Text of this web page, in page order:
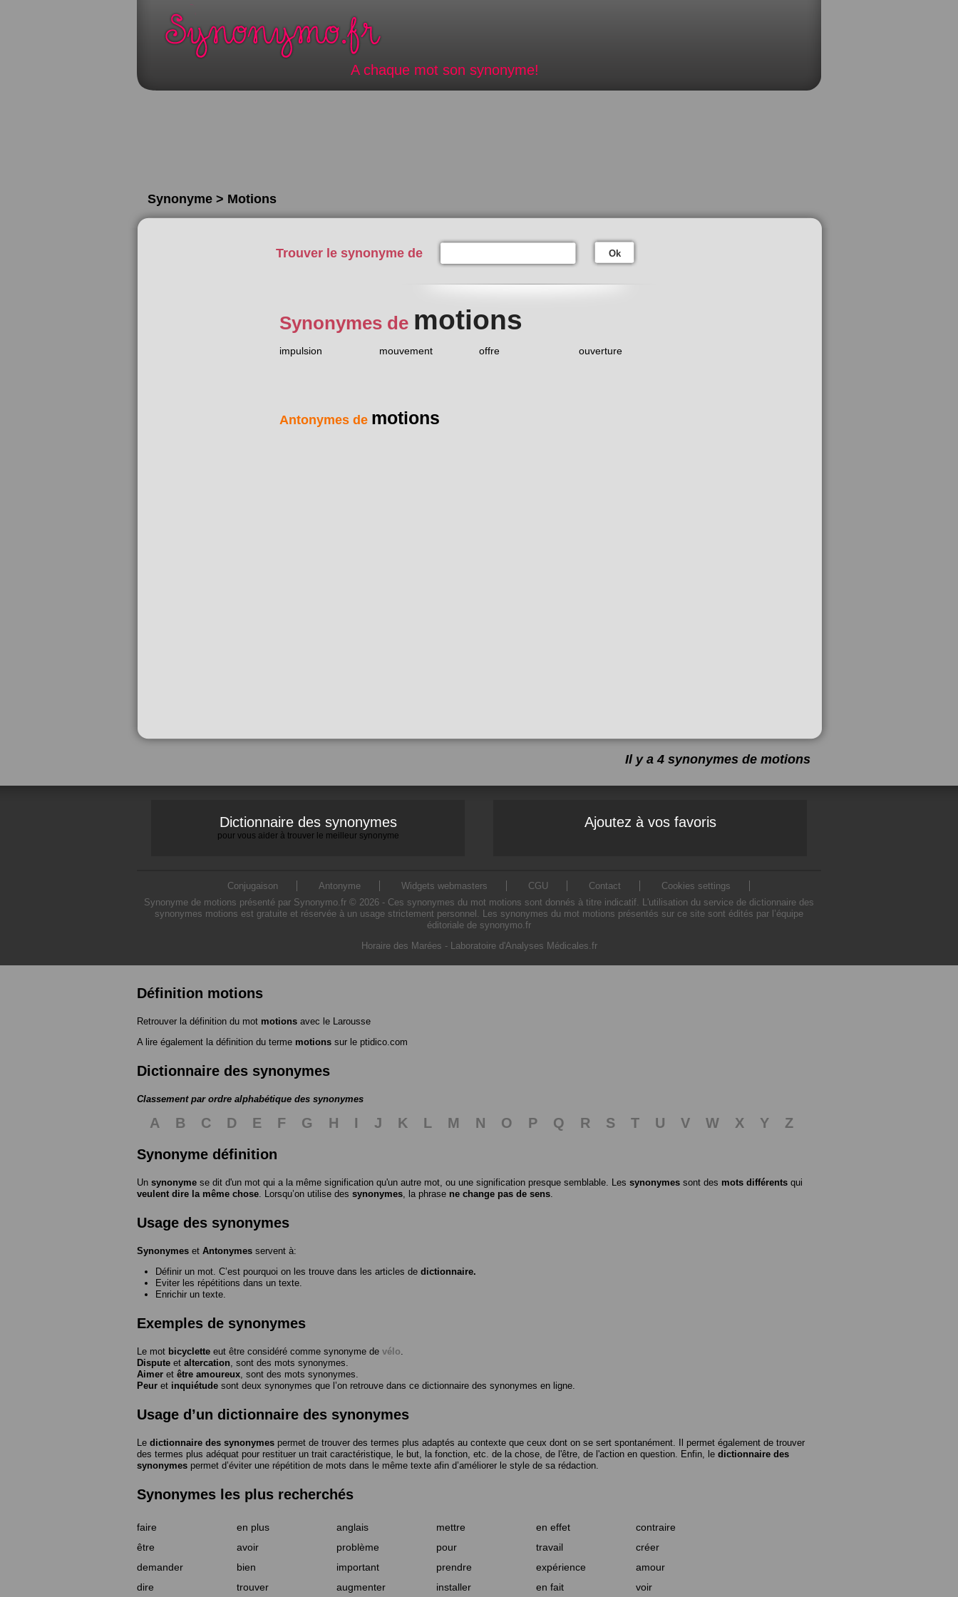
A chaque mot son synonyme!
Synonyme > Motions
Trouver le synonyme de Ok
Synonymes de motions
impulsion mouvement offre ouverture
Antonymes de motions
Il y a 4 synonymes de motions
Dictionnaire des synonymes
pour vous aider à trouver le meilleur synonyme
Ajoutez à vos favoris
Conjugaison Antonyme Widgets webmasters CGU Contact
Cookies settings
Synonyme de motions présenté par Synonymo.fr © 2026 - Ces synonymes du mot motions sont donnés à titre indicatif. L'utilisation du service de dictionnaire des
synonymes motions est gratuite et réservée à un usage strictement personnel. Les synonymes du mot motions présentés sur ce site sont édités par l’équipe
éditoriale de synonymo.fr
Horaire des Marées - Laboratoire d'Analyses Médicales.fr
Définition motions
Retrouver la définition du mot motions avec le Larousse
A lire également la définition du terme motions sur le ptidico.com
Dictionnaire des synonymes
Classement par ordre alphabétique des synonymes
A B C D E F G H I J K L M N O P Q R S T U V W X Y
Z
Synonyme définition
Un synonyme se dit d'un mot qui a la même signification qu'un autre mot, ou une signification presque semblable. Les synonymes sont des mots différents qui
veulent dire la même chose . Lorsqu’on utilise des synonymes , la phrase ne change pas de sens
Usage des synonymes
Synonymes et Antonymes servent à:
Définir un mot. C’est pourquoi on les trouve dans les articles de dictionnaire.
Eviter les répétitions dans un texte.
Enrichir un texte.
Exemples de synonymes
Le mot bicyclette eut être considéré comme synonyme de vélo
Dispute et altercation , sont des mots synonymes.
Aimer et être amoureux , sont des mots synonymes.
Peur et inquiétude sont deux synonymes que l’on retrouve dans ce dictionnaire des synonymes en ligne.
Usage d’un dictionnaire des synonymes
Le dictionnaire des synonymes permet de trouver des termes plus adaptés au contexte que ceux dont on se sert spontanément. Il permet également de trouver
des termes plus adéquat pour restituer un trait caractéristique, le but, la fonction, etc. de la chose, de l'être, de l'action en question. Enfin, le dictionnaire des
synonymes permet d’éviter une répétition de mots dans le même texte afin d’améliorer le style de sa rédaction.
Synonymes les plus recherchés
faire en plus anglais mettre en effet
contraire
être
avoir problème pour travail
créer
demander
bien important prendre expérience
amour
dire
trouver augmenter installer en fait voir